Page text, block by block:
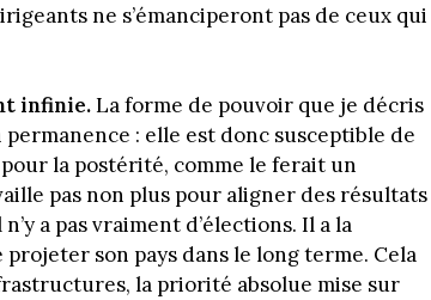
ne s’émanciperont pas de ceux qui
infinie.La forme de pouvoir que je décris
: elle est donc susceptible de
la postérité, comme le ferait un
pas non plus pour aligner des résultats
a pas vraiment d’élections. Il a la
son pays dans le long terme. Cela
la priorité absolue mise sur